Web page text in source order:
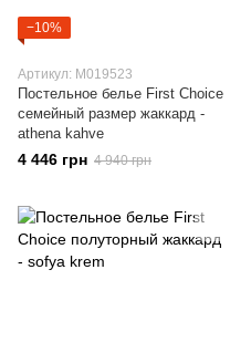
−10%
Артикул: M019523
Постельное белье First Choice
семейный размер жаккард -
athena kahve
4 446 грн 4 940 грн